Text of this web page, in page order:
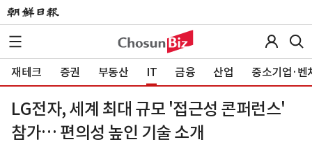
재테크 증권 부동산 IT 금융 산업 중소기업·벤
LG전자, 세계 최대 규모 '접근성 콘퍼런스'
참가… 편의성 높인 기술 소개